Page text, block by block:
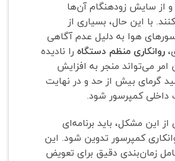
و از سایش زودهنگام آن‌ها
با این حال، بسیاری از
هوا به دلیل عدم آگاهی
روانکاری منظم دستگاه را نادیده
امر می‌تواند منجر به افزایش
گرمای بیش از حد و در نهایت
داخلی کمپرسور شود.
از این مشکل، باید برنامه‌ای
کمپرسور تدوین شود. این
زمان‌بندی دقیق برای تعویض